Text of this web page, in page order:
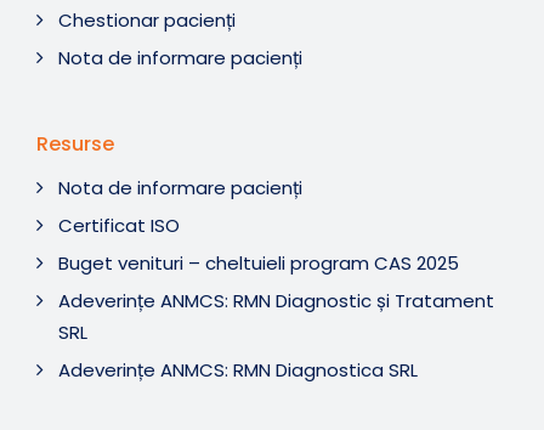
Chestionar pacienți
Nota de informare pacienți
Resurse
Nota de informare pacienți
Certificat ISO
Buget venituri – cheltuieli program CAS 2025
Adeverințe ANMCS: RMN Diagnostic și Tratament
SRL
Adeverințe ANMCS: RMN Diagnostica SRL